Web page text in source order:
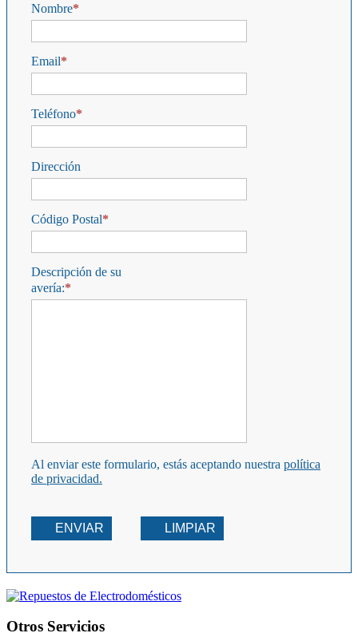
Nombre
Email
Teléfono
Dirección
Código Postal
Descripción de su
avería:
Al enviar este formulario, estás aceptando nuestra política
de privacidad.
ENVIAR LIMPIAR
Otros Servicios